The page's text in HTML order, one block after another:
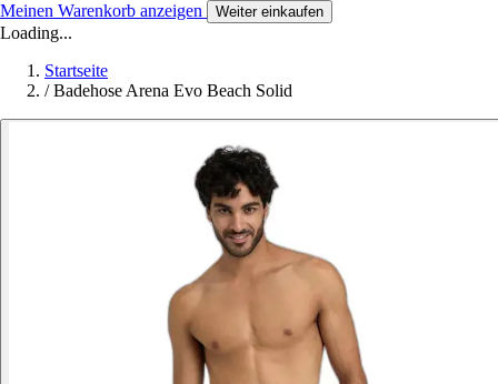
Meinen Warenkorb anzeigen Weiter einkaufen
Loading...
Startseite
/ Badehose Arena Evo Beach Solid